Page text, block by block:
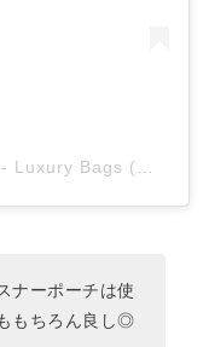
A post shared by Shaney Yazmin - Luxury Bags (@ney_lux_lover)
ナーポーチは使
もちろん良し◎